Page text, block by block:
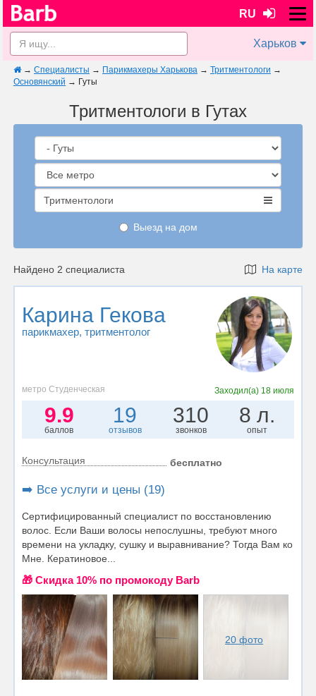
RU
Харьков
→ Специалисты → Парикмахеры Харькова → Тритментологи →
Основянский → Гуты
Тритментологи в Гутах
Тритментологи
Выезд на дом
Найдено 2 специалиста На карте
Карина Гекова
парикмахер, тритментолог
метро Студенческая Заходил(а) 18 июля
9.9
баллов
19
отзывов
310
звонков
8 л.
опыт
Консультация бесплатно
➡️ Все услуги и цены (19)
Сертифицированный специалист по восстановлению
волос. Если Ваши волосы непослушны, требуют много
времени на укладку, сушку и выравнивание? Тогда Вам ко
Мне. Кератиновое...
🎁 Cкидка 10% по промокоду Barb
20 фото